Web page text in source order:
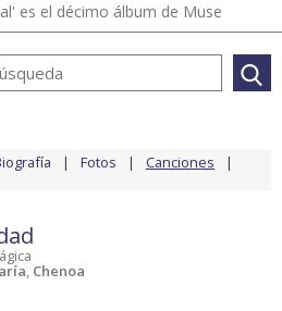
es el décimo álbum de Muse
Fotos Canciones
, Chenoa